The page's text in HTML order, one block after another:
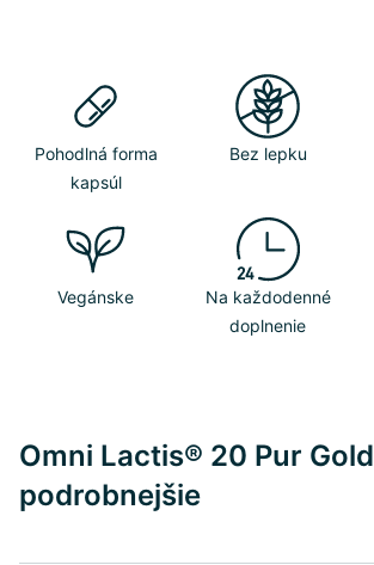
Pohodlná forma
kapsúl
Bez lepku
Vegánske
Na každodenné
doplnenie
Omni Lactis® 20 Pur Gold
podrobnejšie